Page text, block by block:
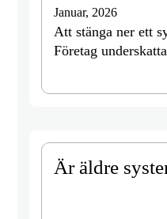
Januar, 2026
Att stänga ner ett
Företag
Är äldre